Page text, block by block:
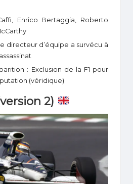
Enrico Bertaggia, Roberto
directeur d’équipe a survécu à
: Exclusion de la F1 pour
(véridique)
2)